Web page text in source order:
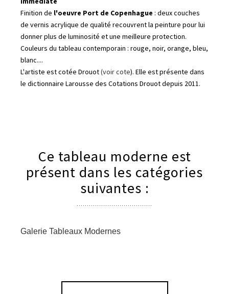
Finition de l'oeuvre Port de Copenhague : deux couches
de vernis acrylique de qualité recouvrent la peinture pour lui
donner plus de luminosité et une meilleure protection.
Couleurs du tableau contemporain : rouge, noir, orange, bleu,
blanc....
L'artiste est cotée Drouot(voir cote). Elle est présente dans
le dictionnaire Larousse des Cotations Drouot depuis 2011.
Ce tableau moderne est
présent dans les catégories
suivantes :
Galerie Tableaux Modernes